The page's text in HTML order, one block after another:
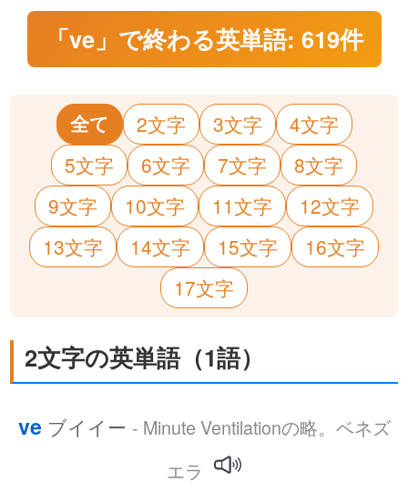
「ve」で終わる英単語: 619件
全て 2文字 3文字
4文字
5文字
6文字 7文字
8文字
9文字
10文字 11文字
12文字
13文字
14文字 15文字
16文字
17文字
2文字の英単語（1語）
ve ブイイー - Minute Ventilationの略。ベネズ
エラ